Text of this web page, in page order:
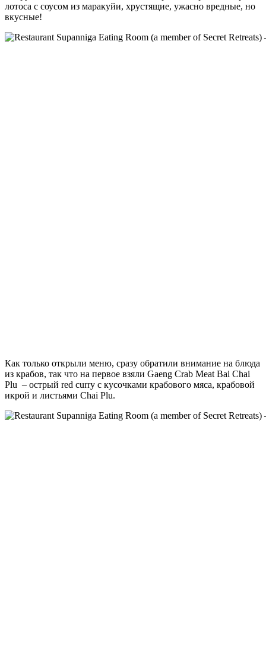
лотоса с соусом из маракуйи, хрустящие, ужасно вредные, но
вкусные!
Как только открыли меню, сразу обратили внимание на блюда
из крабов, так что на первое взяли Gaeng Crab Meat Bai Chai
Plu – острый red curry с кусочками крабового мяса, крабовой
икрой и листьями Chai Plu.